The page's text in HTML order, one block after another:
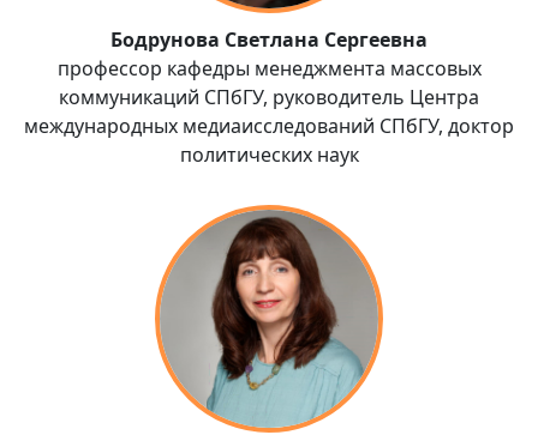
Бодрунова Светлана Сергеевна
профессор кафедры менеджмента массовых
коммуникаций СПбГУ, руководитель Центра
международных медиаисследований СПбГУ, доктор
политических наук